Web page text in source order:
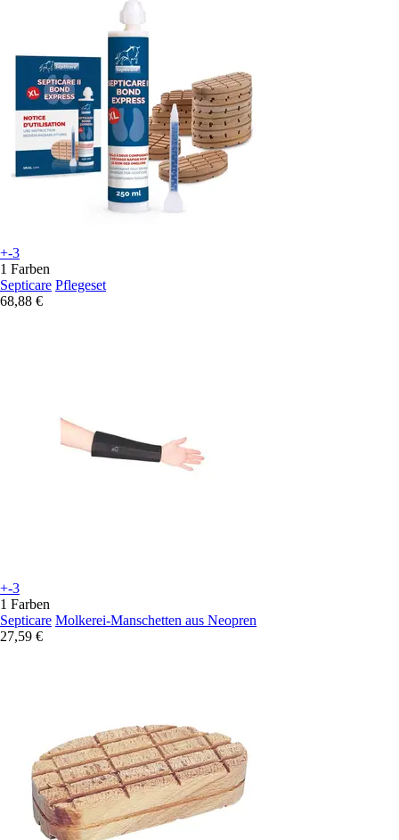
+-3
1 Farben
Septicare Pflegeset
68,88 €
+-3
1 Farben
Septicare Molkerei-Manschetten aus Neopren
27,59 €